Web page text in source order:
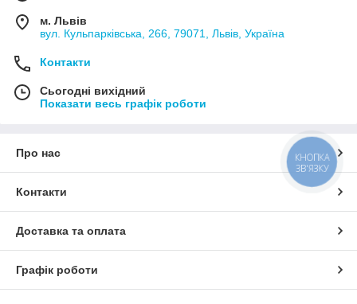
м. Львів
вул. Кульпарківська, 266, 79071, Львів, Україна
Контакти
Сьогодні вихідний
Показати весь графік роботи
Про нас
Контакти
Доставка та оплата
Графік роботи
КНОПКА
ЗВ'ЯЗКУ